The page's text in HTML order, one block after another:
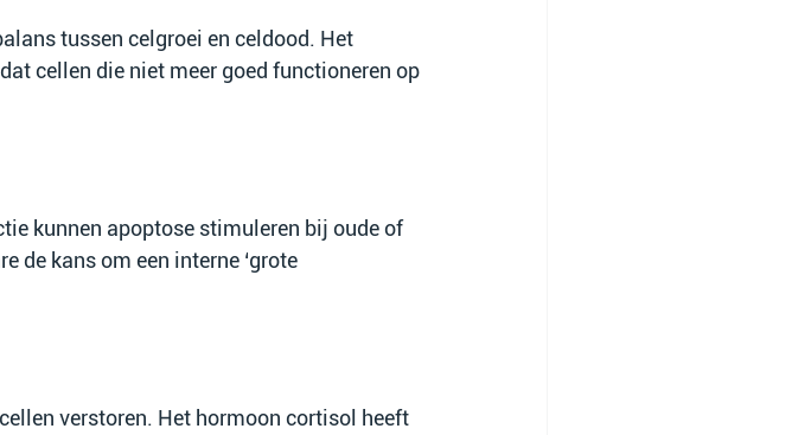
tussen celgroei en celdood. Het
cellen die niet meer goed functioneren op
kunnen apoptose stimuleren bij oude of
de kans om een interne ‘grote
verstoren. Het hormoon cortisol heeft